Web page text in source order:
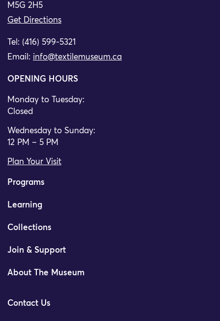
M5G 2H5
Get Directions
Tel: (416) 599-5321
Email: info@textilemuseum.ca
OPENING HOURS
Monday to Tuesday:
Closed
Wednesday to Sunday:
12 PM – 5 PM
Plan Your Visit
Programs
Learning
Collections
Join & Support
About The Museum
Contact Us